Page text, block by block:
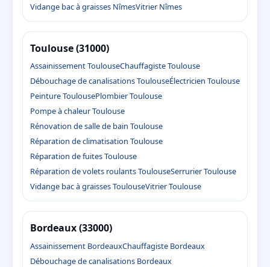
Vidange bac à graisses NîmesVitrier Nîmes
Toulouse (31000)
Assainissement ToulouseChauffagiste Toulouse
Débouchage de canalisations ToulouseÉlectricien Toulouse
Peinture ToulousePlombier Toulouse
Pompe à chaleur Toulouse
Rénovation de salle de bain Toulouse
Réparation de climatisation Toulouse
Réparation de fuites Toulouse
Réparation de volets roulants ToulouseSerrurier Toulouse
Vidange bac à graisses ToulouseVitrier Toulouse
Bordeaux (33000)
Assainissement BordeauxChauffagiste Bordeaux
Débouchage de canalisations Bordeaux